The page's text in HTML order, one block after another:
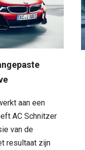
aan een
AC Schnitzer
van de
resultaat zijn